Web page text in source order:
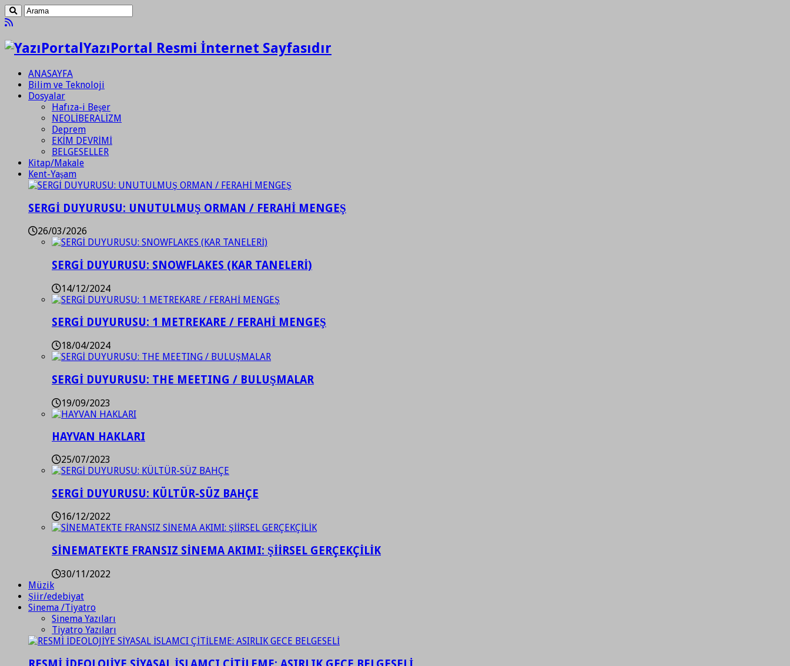
YazıPortal Resmi İnternet Sayfasıdır
ANASAYFA
Bilim ve Teknoloji
Dosyalar
Hafıza-i Beşer
NEOLİBERALİZM
Deprem
EKİM DEVRİMİ
BELGESELLER
Kitap/Makale
Kent-Yaşam
SERGİ DUYURUSU: UNUTULMUŞ ORMAN / FERAHİ MENGEŞ
26/03/2026
SERGİ DUYURUSU: SNOWFLAKES (KAR TANELERİ)
14/12/2024
SERGİ DUYURUSU: 1 METREKARE / FERAHİ MENGEŞ
18/04/2024
SERGİ DUYURUSU: THE MEETING / BULUŞMALAR
19/09/2023
HAYVAN HAKLARI
25/07/2023
SERGİ DUYURUSU: KÜLTÜR-SÜZ BAHÇE
16/12/2022
SİNEMATEKTE FRANSIZ SİNEMA AKIMI: ŞİİRSEL GERÇEKÇİLİK
30/11/2022
Müzik
Şiir/edebiyat
Sinema /Tiyatro
Sinema Yazıları
Tiyatro Yazıları